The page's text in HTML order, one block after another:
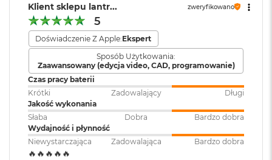
k
A
i
r
T
B
M
a
c
B
o
o
Silnik multimedialny
Sprzętowa akceleracja obsługi H.264, HEVC, ProRes i ProRes RAW
Silnik dekodowania wideo
Silnik kodowania wideo
Silnik kodujący i dekodujący format ProRes
Dekoder AV1
Dołączone
oprogramowanie:
Wbudowane aplikacje systemu
macOS
Dodatkowe
informacje:
Klawiatura z Touch ID, Gładzik
nacisku, Czujnik światła
otoczenia
Klient sklepu lantr... zweryfikowano
5
Doświadczenie Z Apple:Ekspert
Sposób Użytkowania:
Zaawansowany (edycja video, CAD, programowanie)
Czas pracy baterii
Krótki
Zadowalający
Długi
Jakość wykonania
Słaba
Dobra
Bardzo dobra
Wydajność i płynność
Niewystarczająca
Zadowalająca Bardzo dobra
🔥🔥🔥🔥🔥